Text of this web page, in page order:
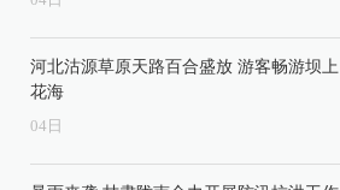
河北沽源草原天路百合盛放 游客畅游坝上
花海
04 日